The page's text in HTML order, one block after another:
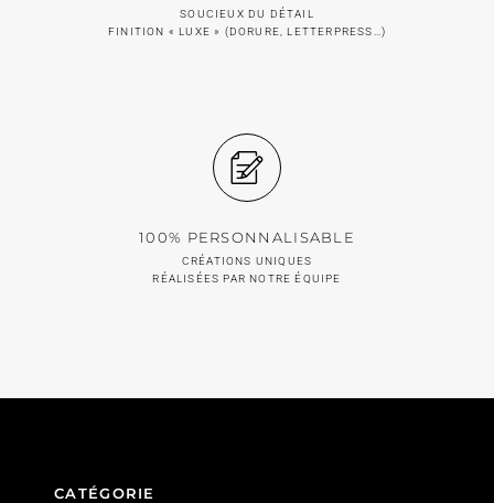
SOUCIEUX DU DÉTAIL
FINITION « LUXE » (DORURE, LETTERPRESS…)
100% PERSONNALISABLE
CRÉATIONS UNIQUES
RÉALISÉES PAR NOTRE ÉQUIPE
CATÉGORIE